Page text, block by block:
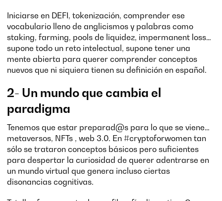
Iniciarse en DEFI, tokenización, comprender ese
vocabulario lleno de anglicismos y palabras como
staking, farming, pools de liquidez, impermanent loss…
supone todo un reto intelectual, supone tener una
mente abierta para querer comprender conceptos
nuevos que ni siquiera tienen su definición en español.
2- Un mundo que cambia el
paradigma
Tenemos que estar preparad@s para lo que se viene…
metaversos, NFTs , web 3.0. En #cryptoforwomen tan
sólo se trataron conceptos básicos pero suficientes
para despertar la curiosidad de querer adentrarse en
un mundo virtual que genera incluso ciertas
disonancias cognitivas.